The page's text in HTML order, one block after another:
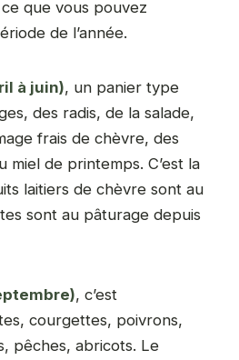
que vous pouvez
de l’année.
à juin), un panier type
des radis, de la salade,
frais de chèvre, des
de printemps. C’est la
laitiers de chèvre sont au
sont au pâturage depuis
, c’est
courgettes, poivrons,
pêches, abricots. Le